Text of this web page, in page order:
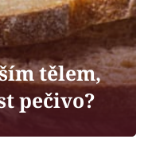
Varytělem,
pečivo?